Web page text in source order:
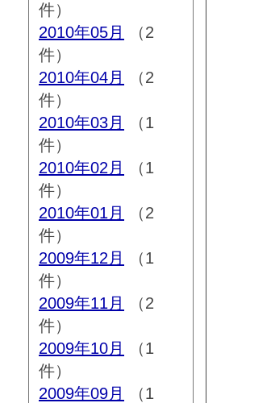
件）
2010年05月
（2
件）
2010年04月
（2
件）
2010年03月
（1
件）
2010年02月
（1
件）
2010年01月
（2
件）
2009年12月
（1
件）
2009年11月
（2
件）
2009年10月
（1
件）
2009年09月
（1